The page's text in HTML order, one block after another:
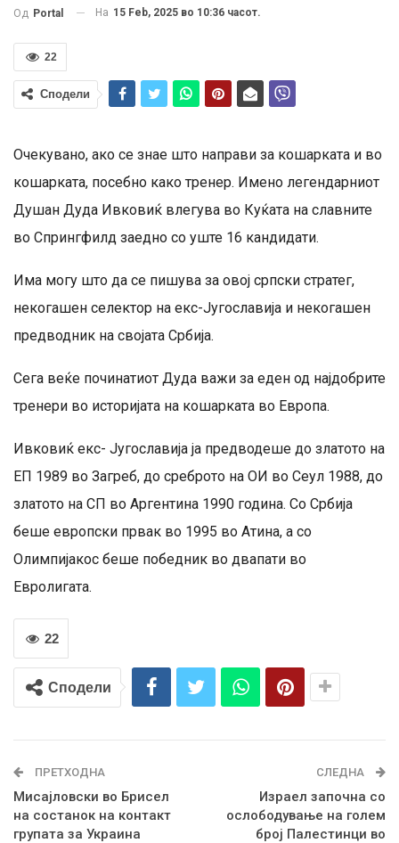
Од Portal На 15 Feb, 2025 во 10:36 часот.
22
Сподели
Очекувано, ако се знае што направи за кошарката и во
кошарката, посебно како тренер. Имено легендарниот
Душан Дуда Ивковиќ влегува во Куќата на славните
во Спрингфилд заедно со уште 16 кандидати.
Има могу што да се пишува за овој српски стратег,
некогашен селектор на екс-Југославија и некогашен
предводник на својата Србија.
Сега веќе починатиот Дуда важи за еден од најдобрите
тренери во историјата на кошарката во Европа.
Ивковиќ екс- Југославија ја предводеше до златото на
ЕП 1989 во Загреб, до среброто на ОИ во Сеул 1988, до
златото на СП во Аргентина 1990 година. Со Србија
беше европски првак во 1995 во Атина, а со
Олимпијакос беше победник во двапати во
Евролигата.
22
Сподели
ПРЕТХОДНА
Мисајловски во Брисел
на состанок на контакт
групата за Украина
СЛЕДНА
Израел започна со
ослободување на голем
број Палестинци во